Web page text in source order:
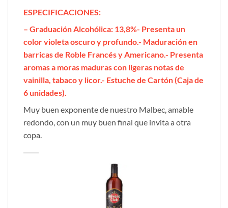
ESPECIFICACIONES:
– Graduación Alcohólica: 13,8%- Presenta un
color violeta oscuro y profundo.- Maduración en
barricas de Roble Francés y Americano.- Presenta
aromas a moras maduras con ligeras notas de
vainilla, tabaco y licor.- Estuche de Cartón (Caja de
6 unidades).
Muy buen exponente de nuestro Malbec, amable
redondo, con un muy buen final que invita a otra
copa.